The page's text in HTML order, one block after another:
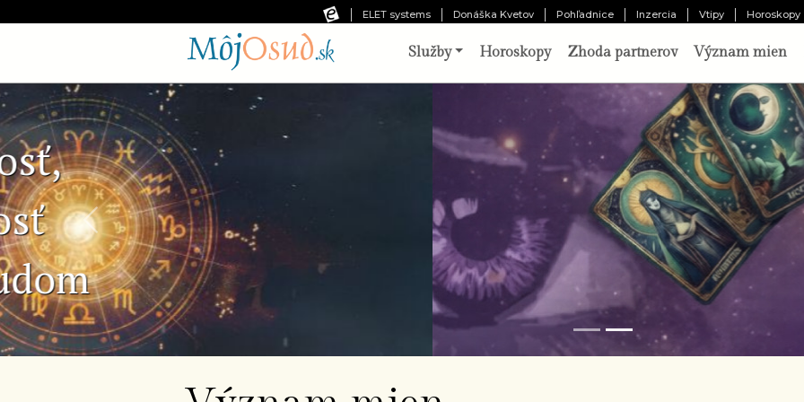
ELET systems Donáška Kvetov Pohľadnice Inzercia Vtipy Horoskopy
Služby Horoskopy Zhoda partnerov Význam mien
Čo vám pripravil osud?
Nechajte tri karty prehovoriť o vašej minulosti,
prítomnosti a budúcnosti. Výklad pripravený
odborníkom.
Odhaliť
Predchádzajúca snímka